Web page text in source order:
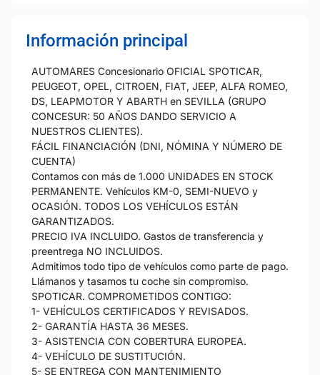
Información principal
AUTOMARES Concesionario OFICIAL SPOTICAR,
PEUGEOT, OPEL, CITROEN, FIAT, JEEP, ALFA ROMEO,
DS, LEAPMOTOR Y ABARTH en SEVILLA (GRUPO
CONCESUR: 50 AÑOS DANDO SERVICIO A
NUESTROS CLIENTES).
FÁCIL FINANCIACIÓN (DNI, NÓMINA Y NÚMERO DE
CUENTA)
Contamos con más de 1.000 UNIDADES EN STOCK
PERMANENTE. Vehículos KM-0, SEMI-NUEVO y
OCASIÓN. TODOS LOS VEHÍCULOS ESTÁN
GARANTIZADOS.
PRECIO IVA INCLUIDO. Gastos de transferencia y
preentrega NO INCLUIDOS.
Admitimos todo tipo de vehículos como parte de pago.
Llámanos y tasamos tu coche sin compromiso.
SPOTICAR. COMPROMETIDOS CONTIGO:
1- VEHÍCULOS CERTIFICADOS Y REVISADOS.
2- GARANTÍA HASTA 36 MESES.
3- ASISTENCIA CON COBERTURA EUROPEA.
4- VEHÍCULO DE SUSTITUCIÓN.
5- SE ENTREGA CON MANTENIMIENTO